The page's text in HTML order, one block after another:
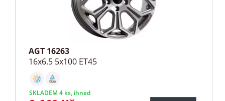
AGT 16263
16x6.5 5x100 ET45
SKLADEM 4 ks, ihned